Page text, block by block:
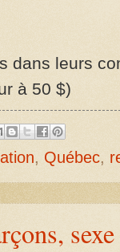
dans leurs
à 50 $)
, Québec,